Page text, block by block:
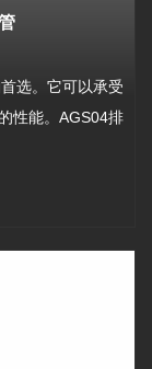
选。它可以承受
性能。AGS04排